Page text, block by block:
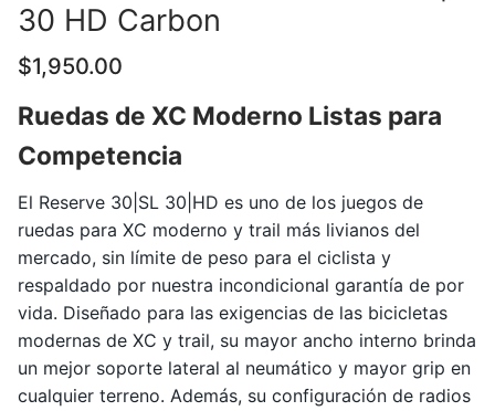
30 HD Carbon
$1,950.00
Ruedas de XC Moderno Listas para
Competencia
El Reserve 30|SL 30|HD es uno de los juegos de
ruedas para XC moderno y trail más livianos del
mercado, sin límite de peso para el ciclista y
respaldado por nuestra incondicional garantía de por
vida. Diseñado para las exigencias de las bicicletas
modernas de XC y trail, su mayor ancho interno brinda
un mejor soporte lateral al neumático y mayor grip en
cualquier terreno. Además, su configuración de radios